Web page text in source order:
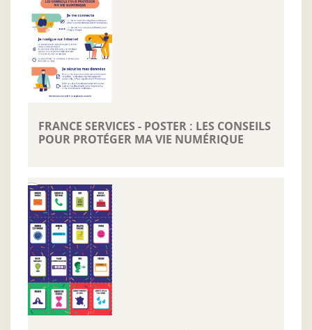
FRANCE SERVICES - POSTER : LES CONSEILS
POUR PROTÉGER MA VIE NUMÉRIQUE